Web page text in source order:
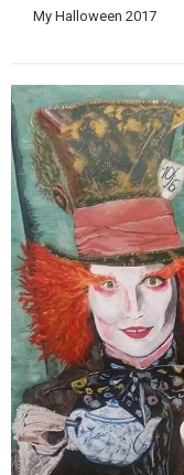
My Halloween 2017